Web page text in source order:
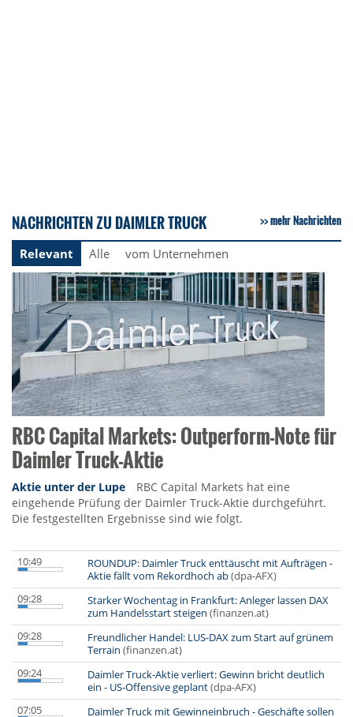
NACHRICHTEN ZU DAIMLER TRUCK mehr Nachrichten
Relevant Alle vom Unternehmen
RBC Capital Markets: Outperform-Note für
Daimler Truck-Aktie
Aktie unter der Lupe
RBC Capital Markets hat eine
eingehende Prüfung der Daimler Truck-Aktie durchgeführt.
Die festgestellten Ergebnisse sind wie folgt.
10:49
ROUNDUP: Daimler Truck enttäuscht mit Aufträgen -
Aktie fällt vom Rekordhoch ab(dpa-AFX)
09:28
Starker Wochentag in Frankfurt: Anleger lassen DAX
zum Handelsstart steigen (finanzen.at)
09:28
Freundlicher Handel: LUS-DAX zum Start auf grünem
Terrain (finanzen.at)
09:24
Daimler Truck-Aktie verliert: Gewinn bricht deutlich
ein - US-Offensive geplant(dpa-AFX)
07:05
Daimler Truck mit Gewinneinbruch - Geschäfte sollen